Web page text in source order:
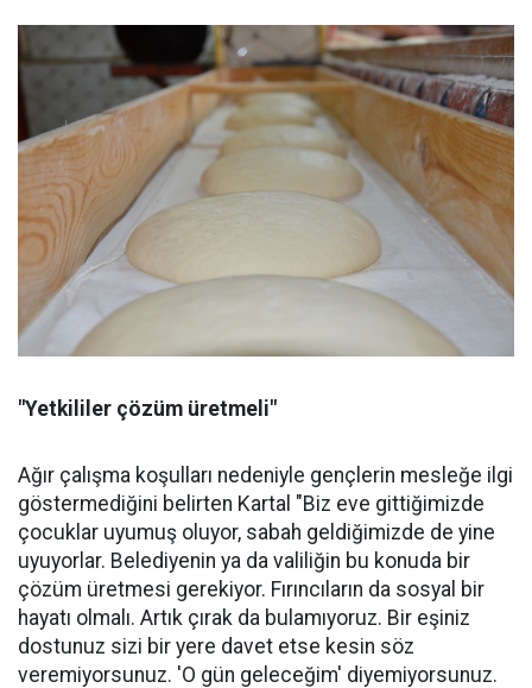
"Yetkililer çözüm üretmeli"
Ağır çalışma koşulları nedeniyle gençlerin mesleğe ilgi
göstermediğini belirten Kartal "Biz eve gittiğimizde
çocuklar uyumuş oluyor, sabah geldiğimizde de yine
uyuyorlar. Belediyenin ya da valiliğin bu konuda bir
çözüm üretmesi gerekiyor. Fırıncıların da sosyal bir
hayatı olmalı. Artık çırak da bulamıyoruz. Bir eşiniz
dostunuz sizi bir yere davet etse kesin söz
veremiyorsunuz. 'O gün geleceğim' diyemiyorsunuz.